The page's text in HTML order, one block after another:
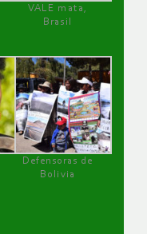
VALE mata,
Brasil
Defensoras de
Bolivia